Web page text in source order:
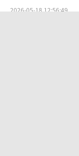
2026-05-18 12:56:49